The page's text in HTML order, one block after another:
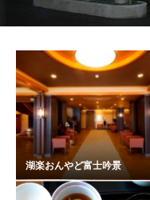
湖楽おんやど富士吟景